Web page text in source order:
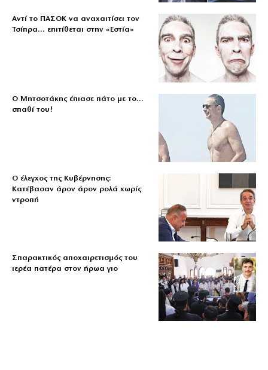
Αντί το ΠΑΣΟΚ να αναχαιτίσει τον
Τσίπρα… επιτίθεται στην «Εστία»
Ο Μητσοτάκης έπιασε πάτο με το…
σπαθί του!
Ο έλεγχος της Κυβέρνησης:
Κατέβασαν άρον άρον ρολά χωρίς
ντροπή
Σπαρακτικός αποχαιρετισμός του
ιερέα πατέρα στον ήρωα γιο